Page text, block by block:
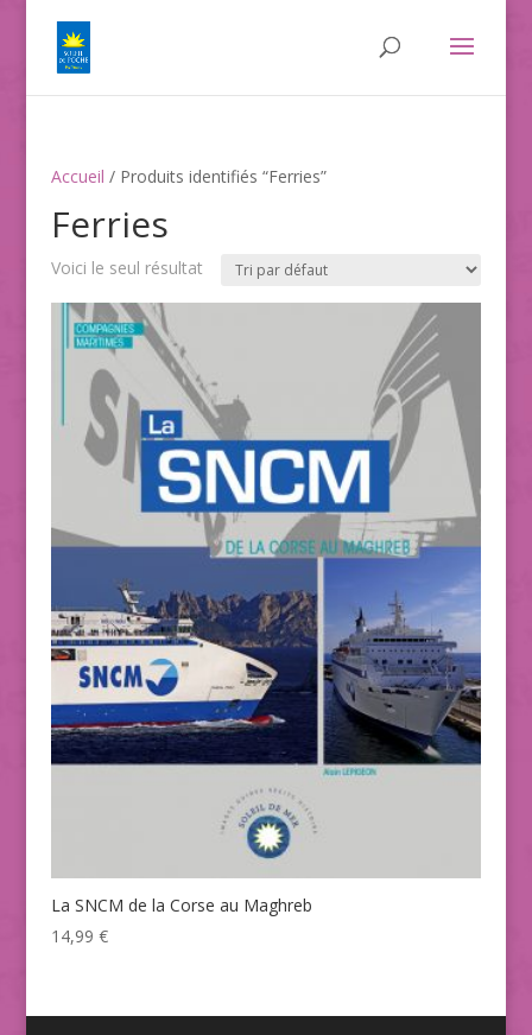
Accueil / Produits identifiés “Ferries”
Ferries
Voici le seul résultat
La SNCM de la Corse au Maghreb
14,99 €